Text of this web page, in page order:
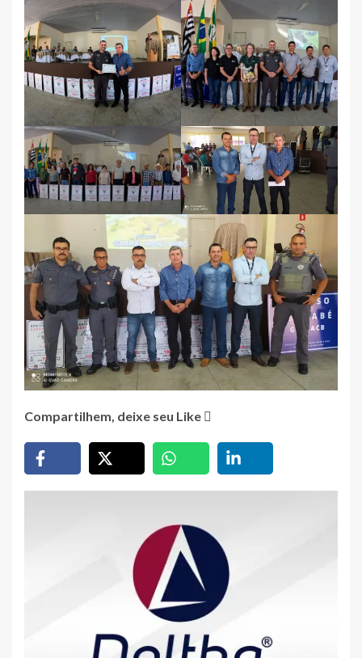
Compartilhem, deixe seu Like 